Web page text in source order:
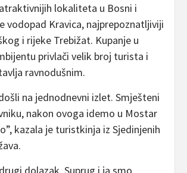
lokaliteta u Bosni i
vodopad Kravica, najprepoznatljiviji
i rijeke Trebižat. Kupanje u
privlači velik broj turista i
ravnodušnim.
na jednodnevni izlet. Smješteni
nakon ovoga idemo u Mostar
kazala je turistkinja iz Sjedinjenih
dolazak. Suprug i ja smo